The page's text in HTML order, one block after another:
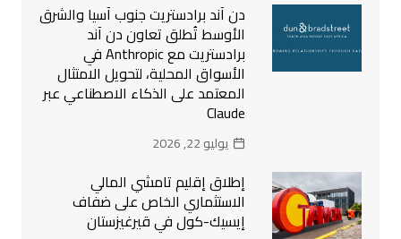
دن آند برادستريت جنوب آسيا والشرق
الأوسط تُطلق تعاون دن آند
برادستريت مع Anthropic في
الأسواق المحلية، لتحويل الامتثال
المعتمد على الذكاء الاصطناعي عبر
Claude
يوليو 22, 2026
إطلاق إقليم تامشي المالي
الاستثماري الخاص على ضفاف
إيسيك-كول في قيرغيزستان